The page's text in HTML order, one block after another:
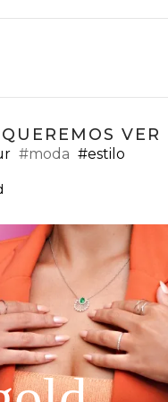
VER
#moda #estilo